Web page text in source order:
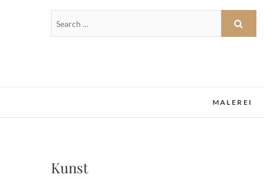
MALEREI
Kunst